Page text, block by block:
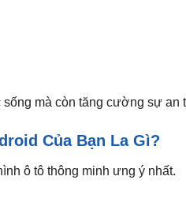
mà còn tăng cường sự an
Của Bạn La Gì?
ô tô thông minh ưng ý nhất.